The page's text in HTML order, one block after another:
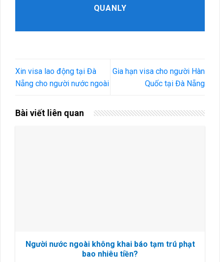
QUANLY
Xin visa lao động tại Đà
Nẵng cho người nước ngoài
Gia hạn visa cho người Hàn
Quốc tại Đà Nẵng
Bài viết liên quan
Người nước ngoài không khai báo tạm trú phạt
bao nhiêu tiền?